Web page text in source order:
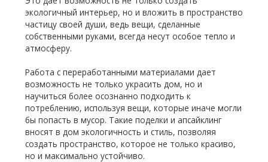
экологичный интерьер, но и вложить в пространство
частицу своей души, ведь вещи, сделанные
собственными руками, всегда несут особое тепло и
атмосферу.
Работа с переработанными материалами дает
возможность не только украсить дом, но и
научиться более осознанно подходить к
потреблению, используя вещи, которые иначе могли
бы попасть в мусор. Такие поделки и апсайклинг
вносят в дом экологичность и стиль, позволяя
создать пространство, которое не только красиво,
но и максимально устойчиво.